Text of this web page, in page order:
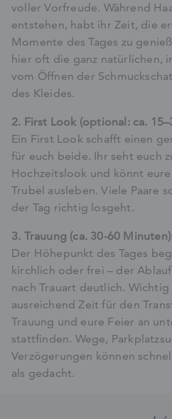
voller Vorfreude. Während
entstehen, habt ihr Zeit, die
Momente des Tages zu
hier oft die ganz natürlichen,
vom Öffnen der
des Kleides.
2. First Look (optional: ca.
Ein First Look schafft einen
für euch beide. Ihr seht euch
Hochzeitslook und könnt
Trubel ausleben. Viele Paare
der Tag richtig losgeht.
3. Trauung (ca. 30-60
Der Höhepunkt des Tages
kirchlich oder frei – der
nach Trauart deutlich.
ausreichend Zeit für den
Trauung und eure Feier an
stattfinden. Wege,
Verzögerungen können
als gedacht.